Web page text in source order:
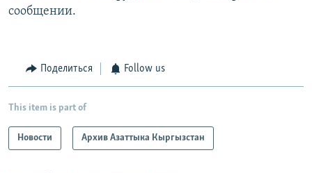
сообщении.
Поделиться Follow us
This item is part of
Новости Архив Азаттыка Кыргызстан